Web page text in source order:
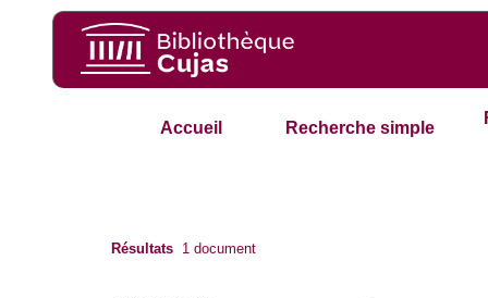
Accueil Recherche simple
Résultats 1 document